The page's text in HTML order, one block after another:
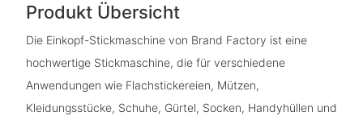
Produkt Übersicht
Die Einkopf-Stickmaschine von Brand Factory ist eine
hochwertige Stickmaschine, die für verschiedene
Anwendungen wie Flachstickereien, Mützen,
Kleidungsstücke, Schuhe, Gürtel, Socken, Handyhüllen und